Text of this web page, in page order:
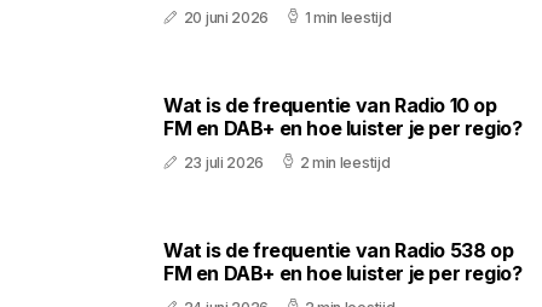
20 juni 2026 1 min leestijd
Wat is de frequentie van Radio 10 op
FM en DAB+ en hoe luister je per regio?
23 juli 2026 2 min leestijd
Wat is de frequentie van Radio 538 op
FM en DAB+ en hoe luister je per regio?